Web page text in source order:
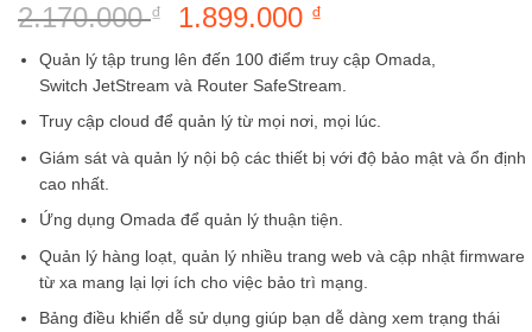
dựa trên
đánh giá
2.170.000₫
Giá
gốc
là:
1.899.000 ₫
hiện
tại
1.899.000 ₫.
Quản lý tập trung lên đến 100 điểm truy cập Omada,
Switch JetStream và Router SafeStream.
Truy cập cloud để quản lý từ mọi nơi, mọi lúc.
Giám sát và quản lý nội bộ các thiết bị với độ bảo mật và ổn định
cao nhất.
Ứng dụng Omada để quản lý thuận tiện.
Quản lý hàng loạt, quản lý nhiều trang web và cập nhật firmware
từ xa mang lại lợi ích cho việc bảo trì mạng.
Bảng điều khiển dễ sử dụng giúp bạn dễ dàng xem trạng thái